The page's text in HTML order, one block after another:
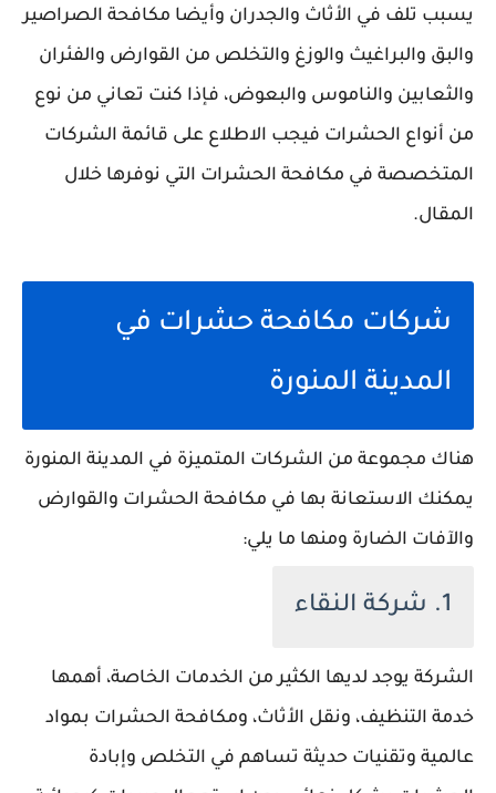
يسبب تلف في الأثاث والجدران وأيضا مكافحة الصراصير
والبق والبراغيث والوزغ والتخلص من القوارض والفئران
والثعابين والناموس والبعوض، فإذا كنت تعاني من نوع
من أنواع الحشرات فيجب الاطلاع على قائمة الشركات
المتخصصة في مكافحة الحشرات التي نوفرها خلال
المقال.
شركات مكافحة حشرات في
المدينة المنورة
هناك مجموعة من الشركات المتميزة في المدينة المنورة
يمكنك الاستعانة بها في مكافحة الحشرات والقوارض
والآفات الضارة ومنها ما يلي:
1. شركة النقاء
الشركة يوجد لديها الكثير من الخدمات الخاصة، أهمها
خدمة التنظيف، ونقل الأثاث، ومكافحة الحشرات بمواد
عالمية وتقنيات حديثة تساهم في التخلص وإبادة